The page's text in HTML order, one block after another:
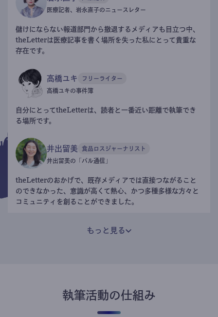
医療記者、岩永直子のニュースレター
儲けにならない報道部門から撤退するメディアも目立つ中、
theLetterは医療記事を書く場所を失った私にとって貴重な
存在です。
高橋ユキ フリーライター
高橋ユキの事件簿
自分にとってtheLetterは、読者と一番近い距離で執筆でき
る場所です。
井出留美 食品ロスジャーナリスト
井出留美の「パル通信」
theLetterのおかげで、既存メディアでは直接つながること
のできなかった、意識が高くて熱心、かつ多種多様な方々と
コミュニティを創ることができました。
もっと見る
執筆活動の仕組み